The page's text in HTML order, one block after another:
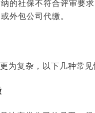
的社保不符合评审要
外包公司代缴。
为复杂，以下几种常见